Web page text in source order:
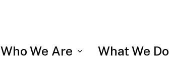
Who We Are What We Do